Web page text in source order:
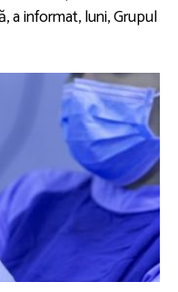
a informat, luni, Grupul